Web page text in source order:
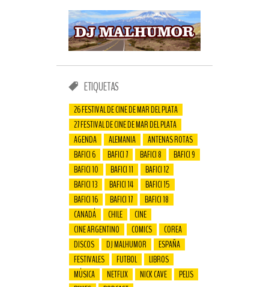
ETIQUETAS
26 FESTIVAL DE CINE DE MAR DEL PLATA
27 FESTIVAL DE CINE DE MAR DEL PLATA
AGENDA
ALEMANIA
ANTENAS ROTAS
BAFICI 6
BAFICI 7 BAFICI 8
BAFICI 9
BAFICI 10
BAFICI 11
BAFICI 12
BAFICI 13
BAFICI 14
BAFICI 15
BAFICI 16
BAFICI 17
BAFICI 18
CANADÁ
CHILE
CINE
CINE ARGENTINO
COMICS
COREA
DISCOS
DJ MALHUMOR
ESPAÑA
FESTIVALES
FUTBOL
LIBROS
MÚSICA
NETFLIX NICK CAVE
PELIS